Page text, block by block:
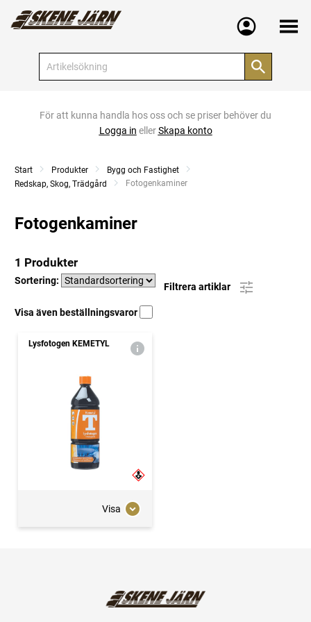
Meny
För att kunna handla hos oss och se priser behöver du
Logga in ellerSkapa konto
Start Produkter
Bygg och Fastighet
Redskap, Skog, Trädgård
Current:
Fotogenkaminer
Fotogenkaminer
1 Produkter
Sortering:
Filtrera artiklar
Visa även beställningsvaror
Lysfotogen KEMETYL
Visa